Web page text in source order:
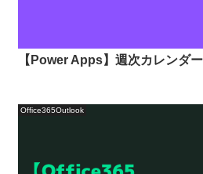
【Power Apps】週次カレンダ
Office365Outlook